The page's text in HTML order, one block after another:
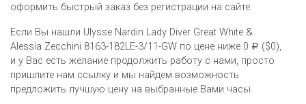
оформить быстрый заказ без регистрации на сайте.
Если Вы нашли Ulysse Nardin Lady Diver Great White &
Alessia Zecchini 8163-182LE-3/11-GW по цене ниже 0 Р ($0),
и у Вас есть желание продолжить работу с нами, просто
пришлите нам ссылку и мы найдем возможность
предложить лучшую цену на выбранные Вами часы.